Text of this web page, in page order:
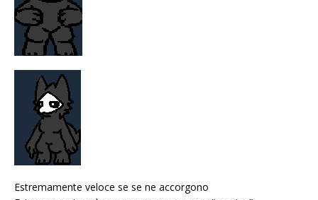
Estremamente veloce se se ne accorgono